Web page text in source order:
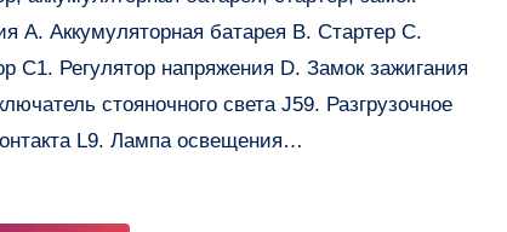
А. Аккумуляторная батарея В. Стартер С.
С1. Регулятор напряжения D. Замок зажигания
стояночного света J59. Разгрузочное
L9. Лампа освещения…